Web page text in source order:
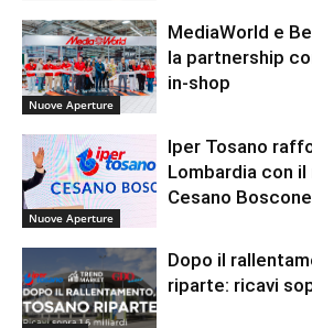
Nuove Aperture
MediaWorld e
la partnership
in-shop
Nuove Aperture
Iper Tosano
Lombardia con
Cesano Boscone
Dopo il
riparte: ricavi